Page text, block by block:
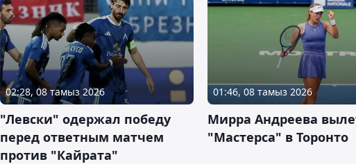
02:28, 08 тамыз 2026
"Левски" одержал победу
перед ответным матчем
против "Кайрата"
01:46, 08 тамыз 2026
Мирра Андреева
"Мастерса" в Торонто